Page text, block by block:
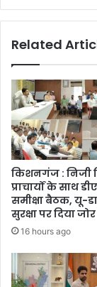
Related
किशनगंज : निजी
प्राचार्यों के साथ
समीक्षा बैठक, यू-
सुरक्षा पर दिया जोर
16 hours ago